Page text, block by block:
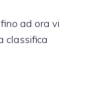
ad ora vi
classifica